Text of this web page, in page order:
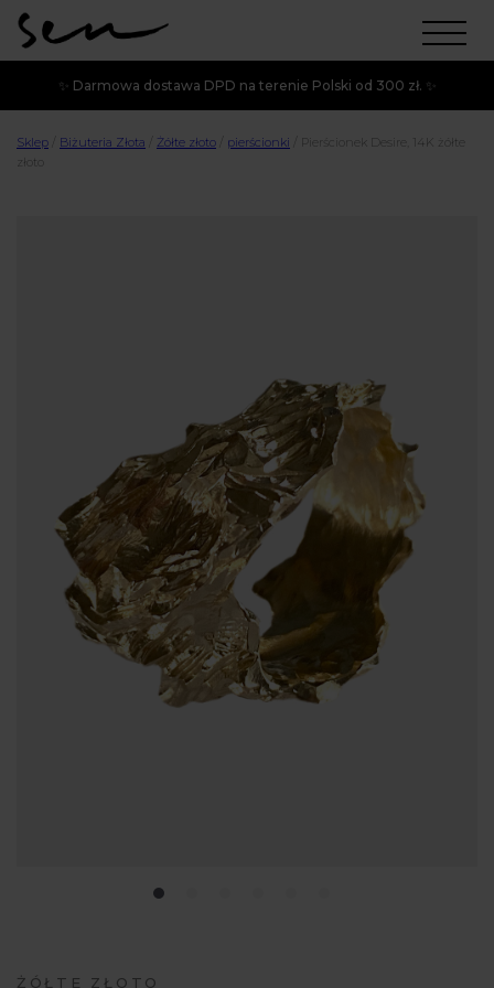
✨ Darmowa dostawa DPD na terenie Polski od 300 zł. ✨
Sklep Biżuteria Złota Żółte złoto pierścionki
Pierścionek Desire, 14K żółte
złoto
ŻÓŁTE ZŁOTO